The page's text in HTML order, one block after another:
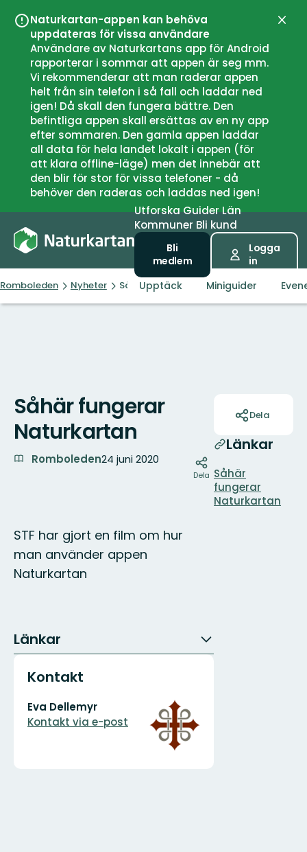
Naturkartan-appen kan behöva
uppdateras för vissa användare
Användare av Naturkartans app för Android
rapporterar i sommar att appen är seg mm.
Vi rekommenderar att man raderar appen
helt från sin telefon i så fall och laddar ned
igen! Då skall den fungera bättre. Den
befintliga appen skall ersättas av en ny app
efter sommaren. Den gamla appen laddar
all data för hela landet lokalt i appen (för
att klara offline-läge) men det innebär att
den blir för stor för vissa telefoner - då
behöver den raderas och laddas ned igen!
UtforskaGuiderLän
Kommuner Bli kund
Bli
medlem
Logga
in
Romboleden Nyheter Såhär fungerar Naturkartan
Upptäck Miniguider
Såhär fungerar
Naturkartan
Romboleden24 juni 2020
Dela
STF har gjort en film om hur
man använder appen
Naturkartan
Länkar
Kontakt
E-
postadress
Eva Dellemyr
Kontakt via e-post
Organisationens
logotyp
Dela
Länkar
Såhär
fungerar
Naturkartan